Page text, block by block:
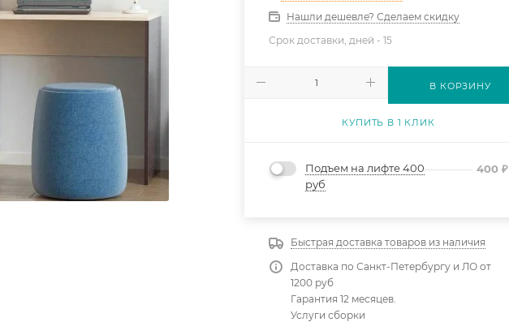
Нашли дешевле? Сделаем скидку
Срок доставки, дней -15
В КОРЗИНУ
КУПИТЬ В 1 КЛИК
Подъем на лифте 400
руб
400₽
Быстрая доставка товаров из наличия
Доставка по Санкт-Петербургу и ЛО от
1200 руб
Гарантия 12 месяцев.
Услуги сборки